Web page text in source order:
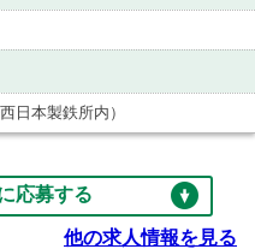
日本製鉄所内）
応募する
他の求人情報を見る